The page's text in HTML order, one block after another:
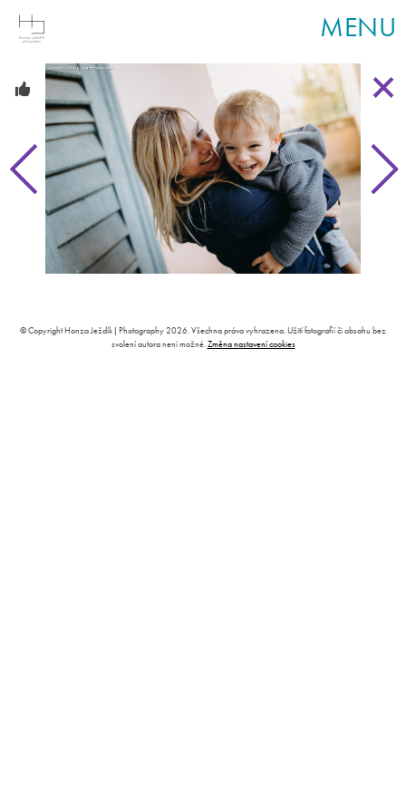
MENU
© Copyright Honza Ježdík | Photography 2026. Všechna práva vyhrazena. Užití fotografií či obsahu bez
svolení autora není možné.Změna nastavení cookies